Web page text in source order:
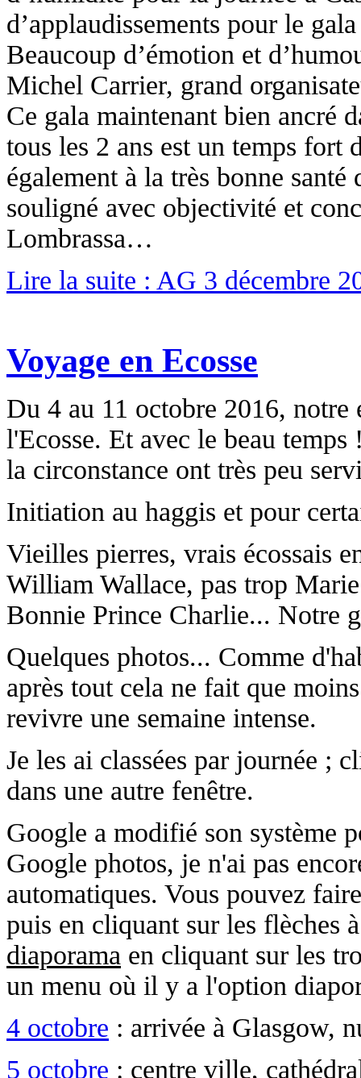
d’applaudissements pour le
Beaucoup d’émotion et
Michel Carrier, grand
Ce gala maintenant bien ancré
tous les 2 ans est un temps
également à la très bonne
souligné avec objectivité et
Lombrassa…
Lire la suite : AG 3 décembre
Voyage en Ecosse
Du 4 au 11 octobre 2016, notre
l'Ecosse. Et avec le beau
la circonstance ont très peu
Initiation au haggis et pour
Vieilles pierres, vrais écossais
William Wallace, pas trop
Bonnie Prince Charlie... Notre
Quelques photos... Comme
après tout cela ne fait que
revivre une semaine intense.
Je les ai classées par journée ;
dans une autre fenêtre.
Google a modifié son système
Google photos, je n'ai pas
automatiques. Vous pouvez
puis en cliquant sur les flèches
diaporama en cliquant sur les
un menu où il y a l'option
4 octobre : arrivée à Glasgow,
5 octobre : centre ville,